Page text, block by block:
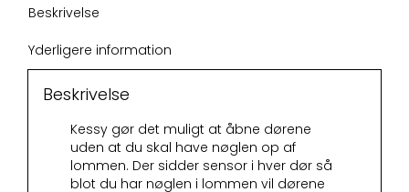
Beskrivelse
Yderligere information
Beskrivelse
Kessy gør det muligt at åbne dørene
uden at du skal have nøglen op af
lommen. Der sidder sensor i hver dør så
blot du har nøglen i lommen vil dørene